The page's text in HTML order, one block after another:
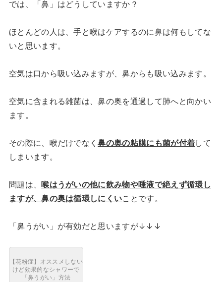
では、「鼻」はどうしていますか？
ほとんどの人は、手と喉はケアするのに鼻は何もしてな
いと思います。
空気は口から吸い込みますが、鼻からも吸い込みます。
空気に含まれる雑菌は、鼻の奥を通過して肺へと向かい
ます。
その際に、喉だけでなく鼻の奥の粘膜にも菌が付着して
しまいます。
問題は、喉はうがいの他に飲み物や唾液で絶えず循環し
ますが、鼻の奥は循環しにくいことです。
「鼻うがい」が有効だと思いますが↓↓↓
【花粉症】オススメしない
けど効果的なシャワーで
「鼻うがい」方法